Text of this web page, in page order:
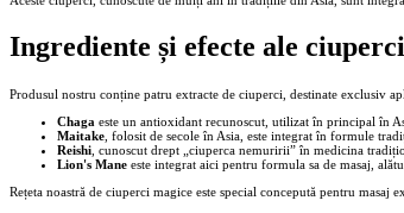
Ingrediente și efecte ale
Produsul nostru conține patru extracte de ciuperci, destinate exclusiv
Chaga este un antioxidant recunoscut, utilizat în principal în
Maitake , folosit de secole în Asia, este integrat în formule
Reishi , cunoscut drept „ciuperca nemuririi” în medicina
Lion's Mane este integrat aici pentru formula sa de masaj,
Rețeta noastră de ciuperci magice este special concepută pentru